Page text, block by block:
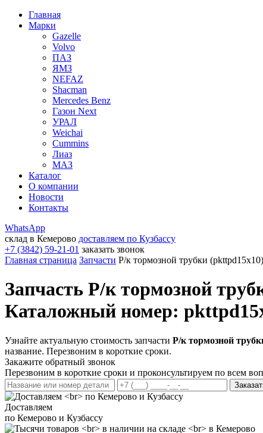
Главная
Марки
Gazelle
Volvo
ПАЗ
ЯМЗ
NEFAZ
Shacman
Mercedes Benz
Газон Next
УРАЛ
Weichai
Cummins
Лиаз
МАЗ
Каталог
О компании
Новости
Контакты
WhatsApp
склад в Кемерово доставляем по Кузбассу
+7 (3842) 59-21-01 заказать звонок
Главная страница Запчасти Р/к тормозной трубки (pkttpd15х10)
Запчасть Р/к тормозной
Каталожный номер:
Узнайте актуальную стоимость запчасти Р/к тормозной
название. Перезвоним в короткие сроки.
Закажите обратный звонок
Перезвоним в короткие сроки и проконсультируем по всем
Доставляем
по Кемерово и Кузбассу